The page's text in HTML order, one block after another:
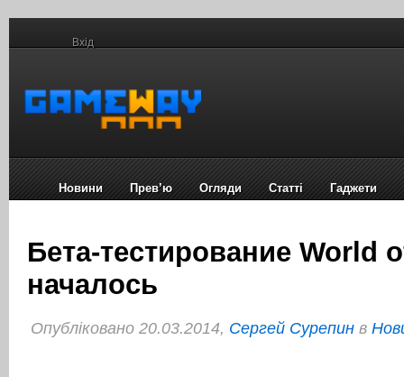
Вхід
Новини Прев’ю Огляди Статті Гаджети
Бета-тестирование World
началось
Опубліковано 20.03.2014, Сергей Сурепин в